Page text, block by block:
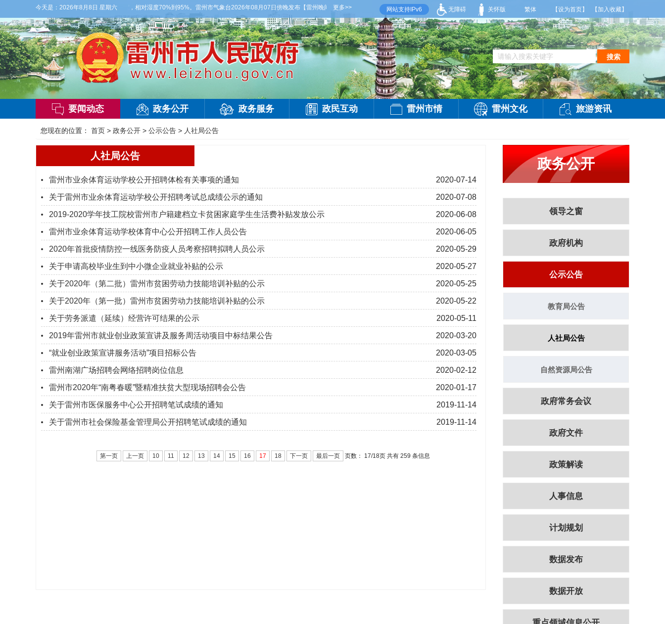
今天是： 2026年8月8日 星期六
局部有雷阵雨，偏西风2-3级，气温26到35度，相对湿度70%到95%。雷州市气象台2026年08月07日傍晚发布【雷州晚间天气】今晚到明天白天，多云，局部有雷阵雨，偏西风2-3级，气温26到35度，相对湿度70%到95%。雷州市气象台2026年08月
更多>> 网站支持IPv6 无障碍 关怀版 繁体 【设为首页】 【加入收藏】
搜索
要闻动态 政务公开 政务服务 政民互动 雷州市情 雷州文化 旅游资讯
您现在的位置： 首页 > 政务公开 > 公示公告 > 人社局公告
人社局公告
2020-07-14
雷州市业余体育运动学校公开招聘体检有关事项的通知
2020-07-08
关于雷州市业余体育运动学校公开招聘考试总成绩公示的通知
2020-06-08
2019-2020学年技工院校雷州市户籍建档立卡贫困家庭学生生活费补贴发放公示
2020-06-05
雷州市业余体育运动学校体育中心公开招聘工作人员公告
2020-05-29
2020年首批疫情防控一线医务防疫人员考察招聘拟聘人员公示
2020-05-27
关于申请高校毕业生到中小微企业就业补贴的公示
2020-05-25
关于2020年（第二批）雷州市贫困劳动力技能培训补贴的公示
2020-05-22
关于2020年（第一批）雷州市贫困劳动力技能培训补贴的公示
2020-05-11
关于劳务派遣（延续）经营许可结果的公示
2020-03-20
2019年雷州市就业创业政策宣讲及服务周活动项目中标结果公告
2020-03-05
“就业创业政策宣讲服务活动”项目招标公告
2020-02-12
雷州南湖广场招聘会网络招聘岗位信息
2020-01-17
雷州市2020年“南粤春暖”暨精准扶贫大型现场招聘会公告
2019-11-14
关于雷州市医保服务中心公开招聘笔试成绩的通知
2019-11-14
关于雷州市社会保险基金管理局公开招聘笔试成绩的通知
第一页 上一页 10 11 12 13 14 15 16 17 18 下一页 最后一页 页数： 17/18页 共有 259 条信息
政务公开
领导之窗
政府机构
公示公告
教育局公告
人社局公告
自然资源局公告
政府常务会议
政府文件
政策解读
人事信息
计划规划
数据发布
数据开放